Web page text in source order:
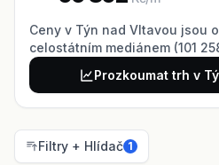
Ceny v Týn nad Vltavou jsou o
celostátním mediánem (101
Prozkoumat trh v
Filtry + Hlídač 1